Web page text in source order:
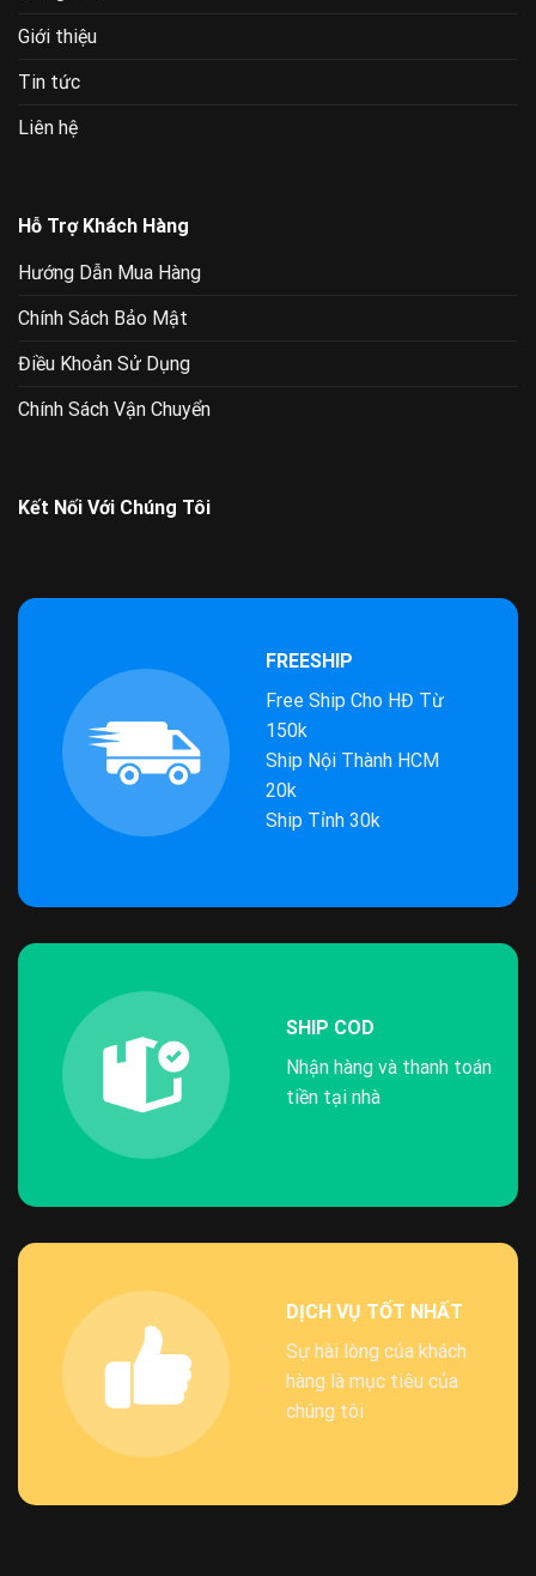
Giới thiệu
Tin tức
Liên hệ
Hỗ Trợ Khách Hàng
Hướng Dẫn Mua Hàng
Chính Sách Bảo Mật
Điều Khoản Sử Dụng
Chính Sách Vận Chuyển
Kết Nối Với Chúng Tôi
FREESHIP
Free Ship Cho HĐ Từ
150k
Ship Nội Thành HCM
20k
Ship Tỉnh 30k
SHIP COD
Nhận hàng và thanh toán
tiền tại nhà
DỊCH VỤ TỐT NHẤT
Sự hài lòng của khách
hàng là mục tiêu của
chúng tôi